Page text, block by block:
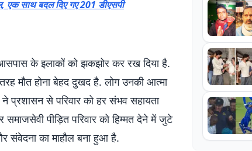
साथ बदल दिए गए 201 डीएसपी
के इलाकों को झकझोर कर रख दिया है.
मौत होना बेहद दुखद है. लोग उनकी आत्मा
ने प्रशासन से परिवार को हर संभव सहायता
पीड़ित परिवार को हिम्मत देने में जुटे
संवेदना का माहौल बना हुआ है.